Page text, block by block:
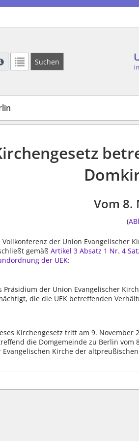
mit Platzhalter "*", Bsp. Pfarrer*,
Suchen
Vom 8.
(
Vollkonferenz der Union Evangelischer
gemäßArtikel 3 Absatz 1 Nr. 4
der UEK:
Präsidium der Union Evangelischer
die die UEK betreffenden
Kirchengesetz tritt am 9. November
die Domgemeinde zu Berlin vom
Evangelischen Kirche der